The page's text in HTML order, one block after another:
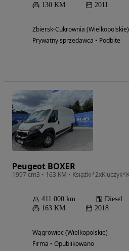
130 KM
2011
Zbiersk-Cukrownia (Wielkopolskie)
Prywatny sprzedawca • Podbite
Peugeot BOXER
411 000 km Diesel
163 KM
2018
Wągrowiec (Wielkopolskie)
Firma • Opublikowano